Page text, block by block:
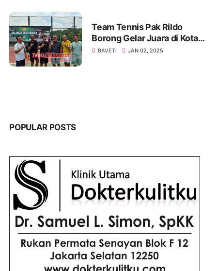
Team Tennis Pak Rildo
Borong Gelar Juara di Kota
Atlas
BAVETI JAN 02, 2025
POPULAR POSTS